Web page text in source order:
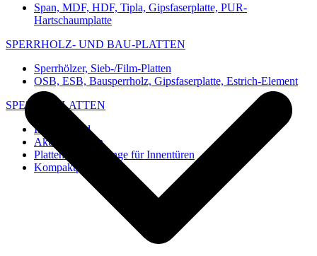
Span, MDF, HDF, Tipla, Gipsfaserplatte, PUR-
Hartschaumplatte
SPERRHOLZ- UND BAU-PLATTEN
Sperrhölzer, Sieb-/Film-Platten
OSB, ESB, Bausperrholz, Gipsfaserplatte, Estrich-Element
SPEZIAL-PLATTEN
Imi-Verbund
Akustik-Platten
Platten und Rohlinge für Innentüren
Kompaktplatten